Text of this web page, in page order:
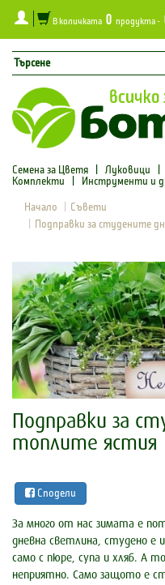
В количката 0 продукта -
Семена за Цветя |Луковици
Комплекти
Инструменти и
Начало
Съвети
Подправки за студените
Подправки за
топлите ястия
Сподели
За много от нас зимата е
дневна светлина, студено е
само с пюре, супа и хляб. А
неприятно. Само защото е